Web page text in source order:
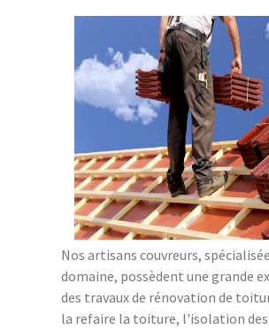
Nos artisans couvreurs,
domaine, possèdent une grande
des travaux de rénovation de
la refaire la toiture, l'isolation